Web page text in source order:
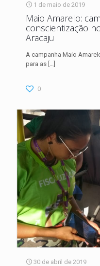
1 de maio de 2019
Maio Amarelo:
conscientização
Aracaju
A campanha Maio
para as
0
30 de abril de 2019